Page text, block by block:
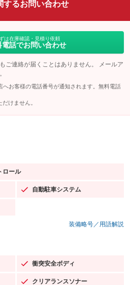
するお問い合わせ
は在庫確認・見積り依頼
電話でお問い合わせ
ご連絡が届くことはありません。 メールア
お客様の電話番号が通知されます。無料電話
けません。
ロール
自動駐車システム
：装備あり
装備略号／用語解説
衝突安全ボディ
：装備あり
クリアランスソナー